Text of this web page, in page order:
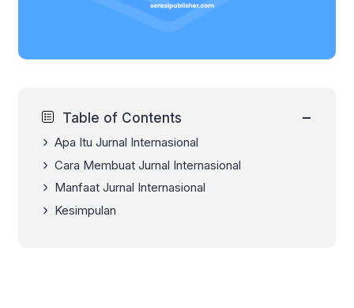
Table of Contents −
Apa Itu Jurnal Internasional
Cara Membuat Jurnal Internasional
Manfaat Jurnal Internasional
Kesimpulan